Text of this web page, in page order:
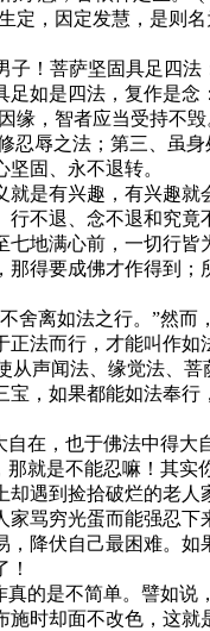
定，因定发慧，是则
！菩萨坚固具足四法
如是四法，复作是念
缘，智者应当受持不
忍辱之法；第三、虽
固、永不退转。
是有兴趣，有兴趣就
不退、念不退和究竟
地满心前，一切行皆
得要成佛才作得到；
舍离如法之行。”然而
法而行，才能叫作如
从声闻法、缘觉法、菩
，如果都能如法奉行
在，也于佛法中得大
就是不能忍嘛！其实
遇到捡拾破烂的老人
家骂穷光蛋而能强忍下
降伏自己最困难。如
的是不简单。譬如说
时却面不改色，这就